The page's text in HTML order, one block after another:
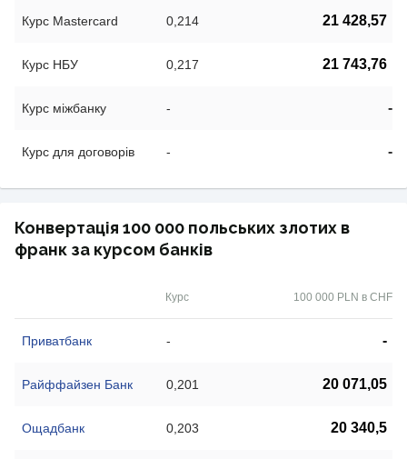
Курс Mastercard 0,214 21 428,57
Курс НБУ 0,217 21 743,76
Курс міжбанку - -
Курс для договорів - -
Конвертація 100 000 польських злотих в
франк за курсом банків
Курс 100 000 PLN в CHF
Приватбанк - -
Райффайзен Банк 0,201 20 071,05
Ощадбанк 0,203 20 340,5